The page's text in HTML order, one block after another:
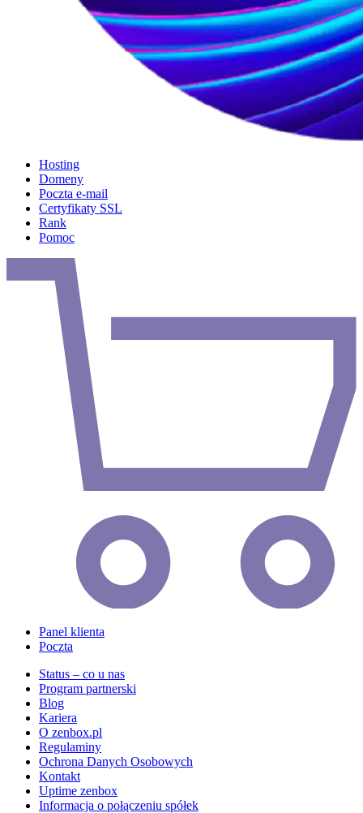
Hosting
Domeny
Poczta e-mail
Certyfikaty SSL
Rank
Pomoc
Panel klienta
Poczta
Status – co u nas
Program partnerski
Blog
Kariera
O zenbox.pl
Regulaminy
Ochrona Danych Osobowych
Kontakt
Uptime zenbox
Informacja o połączeniu spółek